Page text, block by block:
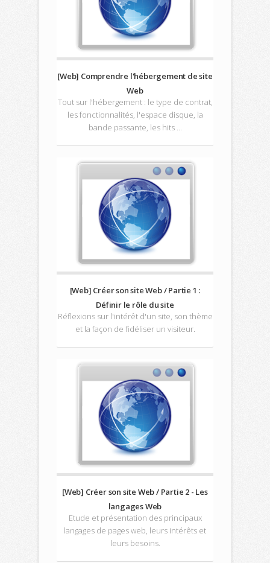
[Web] Comprendre l'hébergement de site
Web
Tout sur l'hébergement : le type de contrat,
les fonctionnalités, l'espace disque, la
bande passante, les hits ...
[Web] Créer son site Web / Partie 1 :
Définir le rôle du site
Réflexions sur l'intérêt d'un site, son thème
et la façon de fidéliser un visiteur.
[Web] Créer son site Web / Partie 2 - Les
langages Web
Etude et présentation des principaux
langages de pages web, leurs intérêts et
leurs besoins.